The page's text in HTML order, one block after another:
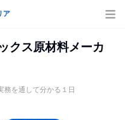
ア
クス原材料メーカ
務を通して分かる１日